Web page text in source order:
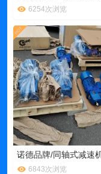
6254次浏览
诺德品牌/同轴式减速
6843次浏览